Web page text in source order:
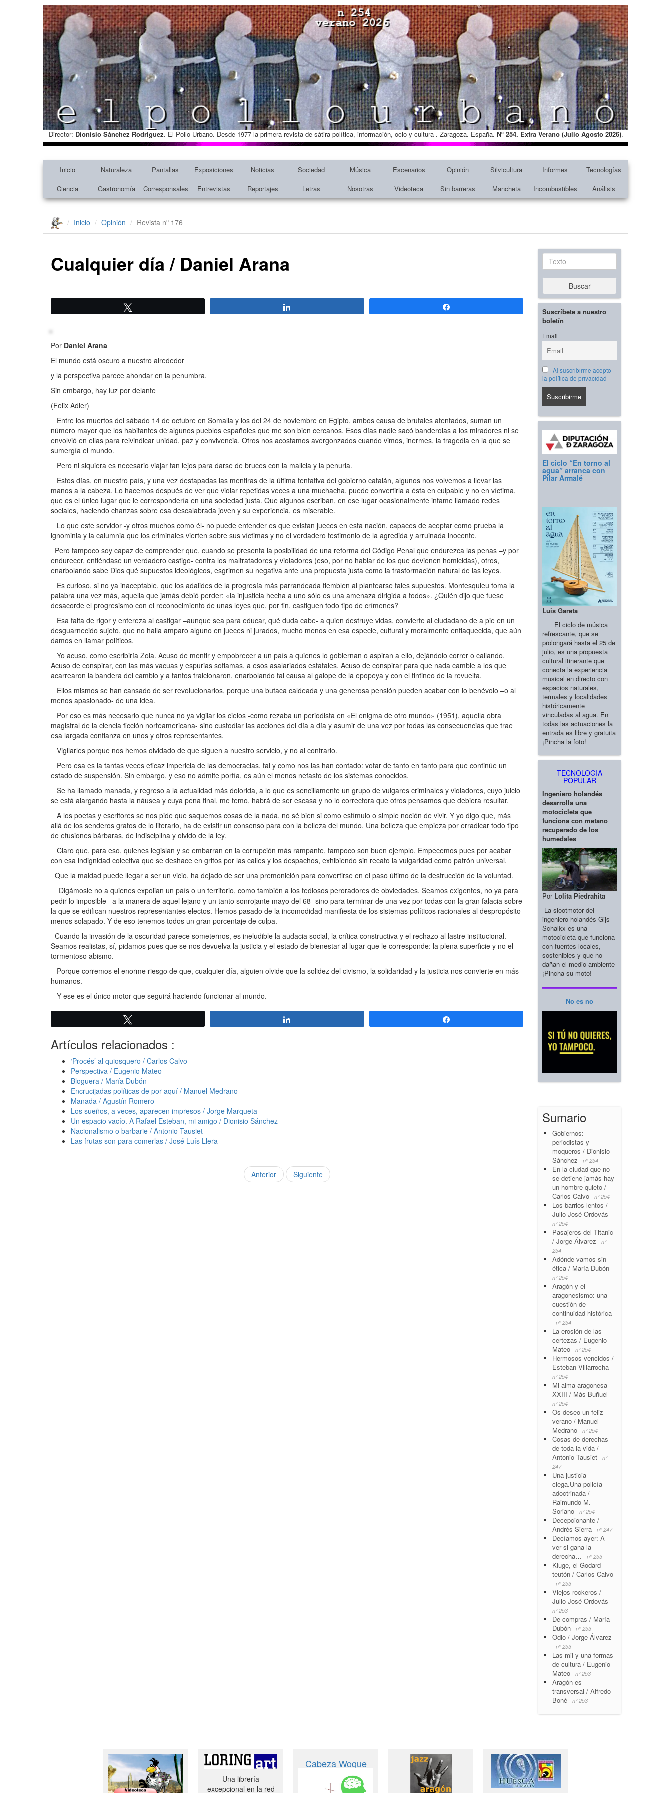
Director: Dionisio Sánchez Rodríguez. El Pollo Urbano. Desde 1977 la primera revista de sátira política, información, ocio y cultura . Zaragoza. España. Nº 254. Extra Verano (Julio Agosto 2026).
Inicio Naturaleza Pantallas Exposiciones Noticias Sociedad Música Escenarios Opinión Silvicultura Informes
Tecnologías
Ciencia
Gastronomía Corresponsales Entrevistas Reportajes Letras Nosotras Videoteca Sin barreras Mancheta Incombustibles Análisis
Inicio Opinión Revista nº 176
Cualquier día / Daniel Arana
Por Daniel Arana
El mundo está oscuro a nuestro alrededor
y la perspectiva parece ahondar en la penumbra.
Sin embargo, hay luz por delante
(Felix Adler)
Entre los muertos del sábado 14 de octubre en Somalia y los del 24 de noviembre en Egipto, ambos causa de brutales atentados, suman un
número mayor que los habitantes de algunos pueblos españoles que me son bien cercanos. Esos días nadie sacó banderolas a los miradores ni se
envolvió en ellas para reivindicar unidad, paz y convivencia. Otros nos acostamos avergonzados cuando vimos, inermes, la tragedia en la que se
sumergía el mundo.
Pero ni siquiera es necesario viajar tan lejos para darse de bruces con la malicia y la penuria.
Estos días, en nuestro país, y una vez destapadas las mentiras de la última tentativa del gobierno catalán, algunos nos volvemos a llevar las
manos a la cabeza. Lo hacemos después de ver que violar repetidas veces a una muchacha, puede convertirla a ésta en culpable y no en víctima,
que es el único lugar que le correspondería en una sociedad justa. Que algunos escriban, en ese lugar ocasionalmente infame llamado redes
sociales, haciendo chanzas sobre esa descalabrada joven y su experiencia, es miserable.
Lo que este servidor -y otros muchos como él- no puede entender es que existan jueces en esta nación, capaces de aceptar como prueba la
ignominia y la calumnia que los criminales vierten sobre sus víctimas y no el verdadero testimonio de la agredida y arruinada inocente.
Pero tampoco soy capaz de comprender que, cuando se presenta la posibilidad de una reforma del Código Penal que endurezca las penas –y por
endurecer, entiéndase un verdadero castigo- contra los maltratadores y violadores (eso, por no hablar de los que devienen homicidas), otros,
enarbolando sabe Dios qué supuestos ideológicos, esgrimen su negativa ante una propuesta justa como la trasformación natural de las leyes.
Es curioso, si no ya inaceptable, que los adalides de la progresía más parrandeada tiemblen al plantearse tales supuestos. Montesquieu toma la
palabra una vez más, aquella que jamás debió perder: «la injusticia hecha a uno sólo es una amenaza dirigida a todos». ¿Quién dijo que fuese
desacorde el progresismo con el reconocimiento de unas leyes que, por fin, castiguen todo tipo de crímenes?
Esa falta de rigor y entereza al castigar –aunque sea para educar, qué duda cabe- a quien destruye vidas, convierte al ciudadano de a pie en un
desguarnecido sujeto, que no halla amparo alguno en jueces ni jurados, mucho menos en esa especie, cultural y moralmente enflaquecida, que aún
damos en llamar políticos.
Yo acuso, como escribiría Zola. Acuso de mentir y empobrecer a un país a quienes lo gobiernan o aspiran a ello, dejándolo correr o callando.
Acuso de conspirar, con las más vacuas y espurias soflamas, a esos asalariados estatales. Acuso de conspirar para que nada cambie a los que
acarrearon la bandera del cambio y a tantos traicionaron, enarbolando tal causa al galope de la epopeya y con el tintineo de la revuelta.
Ellos mismos se han cansado de ser revolucionarios, porque una butaca caldeada y una generosa pensión pueden acabar con lo benévolo –o al
menos apasionado- de una idea.
Por eso es más necesario que nunca no ya vigilar los cielos -como rezaba un periodista en «El enigma de otro mundo» (1951), aquella obra
magistral de la ciencia ficción norteamericana- sino custodiar las acciones del día a día y asumir de una vez por todas las consecuencias que trae
esa largada confianza en unos y otros representantes.
Vigilarles porque nos hemos olvidado de que siguen a nuestro servicio, y no al contrario.
Pero esa es la tantas veces eficaz impericia de las democracias, tal y como nos las han contado: votar de tanto en tanto para que continúe un
estado de suspensión. Sin embargo, y eso no admite porfía, es aún el menos nefasto de los sistemas conocidos.
Se ha llamado manada, y regreso a la actualidad más dolorida, a lo que es sencillamente un grupo de vulgares criminales y violadores, cuyo juicio
se está alargando hasta la náusea y cuya pena final, me temo, habrá de ser escasa y no lo correctora que otros pensamos que debiera resultar.
A los poetas y escritores se nos pide que saquemos cosas de la nada, no sé bien si como estímulo o simple noción de vivir. Y yo digo que, más
allá de los senderos gratos de lo literario, ha de existir un consenso para con la belleza del mundo. Una belleza que empieza por erradicar todo tipo
de efusiones bárbaras, de indisciplina y olvido de la ley.
Claro que, para eso, quienes legislan y se embarran en la corrupción más rampante, tampoco son buen ejemplo. Empecemos pues por acabar
con esa indignidad colectiva que se deshace en gritos por las calles y los despachos, exhibiendo sin recato la vulgaridad como patrón universal.
Que la maldad puede llegar a ser un vicio, ha dejado de ser una premonición para convertirse en el paso último de la destrucción de la voluntad.
Digámosle no a quienes expolian un país o un territorio, como también a los tediosos peroradores de obviedades. Seamos exigentes, no ya para
pedir lo imposible –a la manera de aquel lejano y un tanto sonrojante mayo del 68- sino para terminar de una vez por todas con la gran falacia sobre
la que se edifican nuestros representantes electos. Hemos pasado de la incomodidad manifiesta de los sistemas políticos racionales al despropósito
menos solapado. Y de eso tenemos todos un gran porcentaje de culpa.
Cuando la invasión de la oscuridad parece someternos, es ineludible la audacia social, la crítica constructiva y el rechazo al lastre institucional.
Seamos realistas, sí, pidamos pues que se nos devuelva la justicia y el estado de bienestar al lugar que le corresponde: la plena superficie y no el
tormentoso abismo.
Porque corremos el enorme riesgo de que, cualquier día, alguien olvide que la solidez del civismo, la solidaridad y la justicia nos convierte en más
humanos.
Y ese es el único motor que seguirá haciendo funcionar al mundo.
Artículos relacionados :
‘Procés’ al quiosquero / Carlos Calvo
Perspectiva / Eugenio Mateo
Bloguera / María Dubón
Encrucijadas políticas de por aquí / Manuel Medrano
Manada / Agustín Romero
Los sueños, a veces, aparecen impresos / Jorge Marqueta
Un espacio vacío. A Rafael Esteban, mi amigo / Dionisio Sánchez
Nacionalismo o barbarie / Antonio Tausiet
Las frutas son para comerlas / José Luís Llera
Anterior Siguiente
Texto
Buscar
Suscríbete a nuestro
boletín
Email
Al suscribirme acepto
la política de privacidad
El ciclo “En torno al
agua” arranca con
Pilar Armalé
Luis Gareta
El ciclo de música
refrescante, que se
prolongará hasta el 25 de
julio, es una propuesta
cultural itinerante que
conecta la experiencia
musical en directo con
espacios naturales,
termales y localidades
históricamente
vinculadas al agua. En
todas las actuaciones la
entrada es libre y gratuita
¡Pincha la foto!
TECNOLOGIA
POPULAR
Ingeniero holandés
desarrolla una
motocicleta que
funciona con metano
recuperado de los
humedales
Por Lolita Piedrahita
La slootmotor del
ingeniero holandés Gijs
Schalkx es una
motocicleta que funciona
con fuentes locales,
sostenibles y que no
dañan el medio ambiente
¡Pincha su moto!
No es no
Sumario
Gobiernos:
periodistas y
moqueros / Dionisio
Sánchez - nº 254
En la ciudad que no
se detiene jamás hay
un hombre quieto /
Carlos Calvo - nº 254
Los barrios lentos /
Julio José Ordovás -
nº 254
Pasajeros del Titanic
/ Jorge Álvarez - nº
254
Adónde vamos sin
ética / María Dubón -
nº 254
Aragón y el
aragonesismo: una
cuestión de
continuidad histórica
- nº 254
La erosión de las
certezas / Eugenio
Mateo - nº 254
Hermosos vencidos /
Esteban Villarrocha -
nº 254
Mi alma aragonesa
XXIII / Más Buñuel -
nº 254
Os deseo un feliz
verano / Manuel
Medrano - nº 254
Cosas de derechas
de toda la vida /
Antonio Tausiet - nº
247
Una justicia
ciega.Una policía
adoctrinada /
Raimundo M.
Soriano - nº 254
Decepcionante /
Andrés Sierra - nº 247
Decíamos ayer: A
ver si gana la
derecha… - nº 253
Kluge, el Godard
teutón / Carlos Calvo
- nº 253
Viejos rockeros /
Julio José Ordovás -
nº 253
De compras / María
Dubón - nº 253
Odio / Jorge Álvarez
- nº 253
Las mil y una formas
de cultura / Eugenio
Mateo - nº 253
Aragón es
transversal / Alfredo
Boné - nº 253
Una librería
excepcional en la red
Cabeza Woque